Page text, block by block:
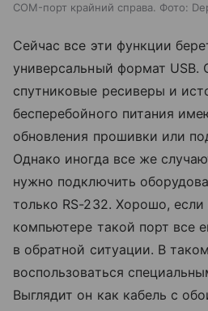
COM-порт крайний справа. Фото:
Сейчас все эти функции
универсальный формат USB.
спутниковые ресиверы и
бесперебойного питания
обновления прошивки или
Однако иногда все же
нужно подключить
только RS-232. Хорошо,
компьютере такой порт все
в обратной ситуации. В
воспользоваться
Выглядит он как кабель с